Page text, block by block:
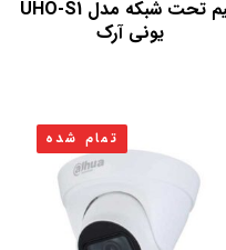
سیم تحت شبکه مدل UHO-S1
یونی آرک
تمام شده